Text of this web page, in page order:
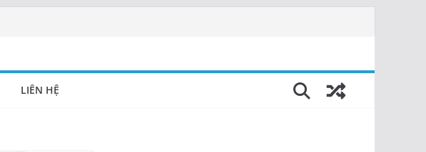
LIÊN HỆ